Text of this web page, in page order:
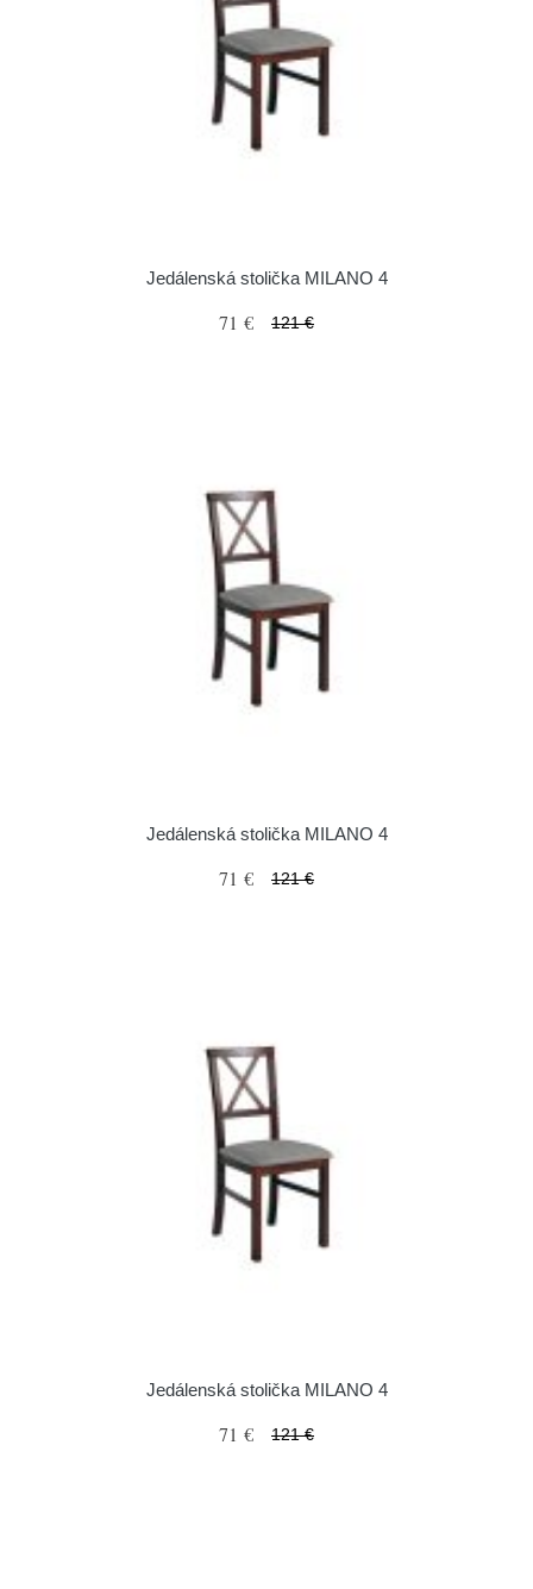
Jedálenská stolička MILANO 4
71 € 121 €
Jedálenská stolička MILANO 4
71 € 121 €
Jedálenská stolička MILANO 4
71 € 121 €